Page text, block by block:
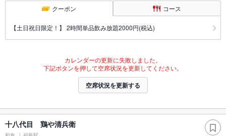
クーポン コース
【土日祝日限定！】 2時間単品飲み放題2000円(税込)
カレンダーの更新に失敗しました。
下記ボタンを押して空席状況を更新してください。
空席状況を更新する
十八代目 鶏や清兵衛